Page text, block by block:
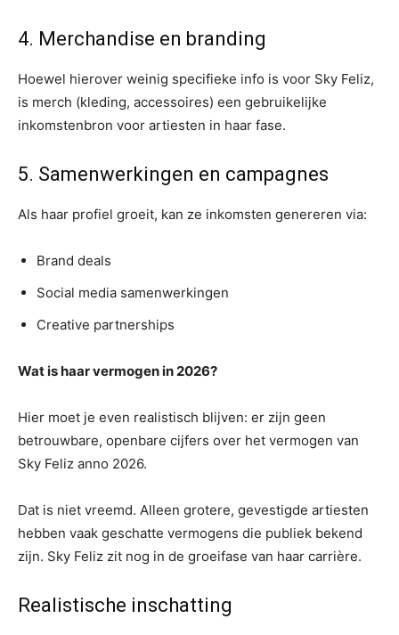
4. Merchandise en branding
Hoewel hierover weinig specifieke info is voor Sky Feliz,
is merch (kleding, accessoires) een gebruikelijke
inkomstenbron voor artiesten in haar fase.
5. Samenwerkingen en campagnes
Als haar profiel groeit, kan ze inkomsten genereren via:
Brand deals
Social media samenwerkingen
Creative partnerships
Wat is haar vermogen in 2026?
Hier moet je even realistisch blijven: er zijn geen
betrouwbare, openbare cijfers over het vermogen van
Sky Feliz anno 2026.
Dat is niet vreemd. Alleen grotere, gevestigde artiesten
hebben vaak geschatte vermogens die publiek bekend
zijn. Sky Feliz zit nog in de groeifase van haar carrière.
Realistische inschatting